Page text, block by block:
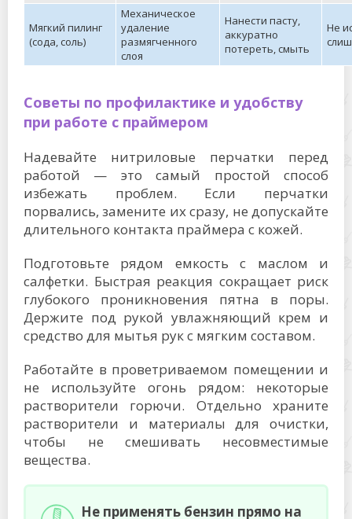
Мягкий пилинг
(сода, соль)
Механическое
удаление
размягченного
слоя
Нанести пасту,
аккуратно
потереть, смыть
Не
Советы по профилактике и удобству
при работе с праймером
Надевайте нитриловые перчатки перед
работой — это самый простой способ
избежать проблем. Если перчатки
порвались, замените их сразу, не допускайте
длительного контакта праймера с кожей.
Подготовьте рядом емкость с маслом и
салфетки. Быстрая реакция сокращает риск
глубокого проникновения пятна в поры.
Держите под рукой увлажняющий крем и
средство для мытья рук с мягким составом.
Работайте в проветриваемом помещении и
не используйте огонь рядом: некоторые
растворители горючи. Отдельно храните
растворители и материалы для очистки,
чтобы не смешивать несовместимые
вещества.
Не применять бензин прямо на